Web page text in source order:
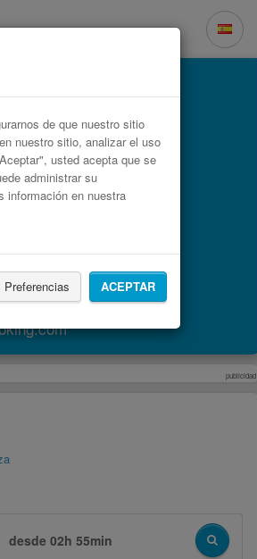
de que nuestro sitio
nuestro sitio, analizar el uso
usted acepta que se
administrar su
información en nuestra
Preferencias ACEPTAR
publicidad
desde02h 55min